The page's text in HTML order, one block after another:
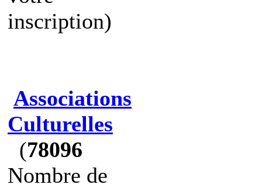
inscription)
Associations
Culturelles
(78096
Nombre de